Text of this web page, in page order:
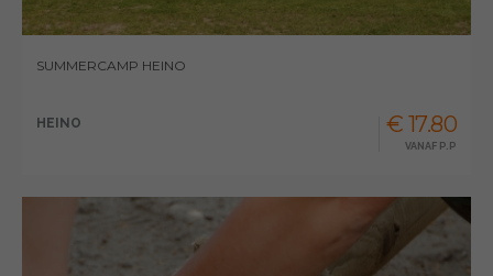
SUMMERCAMP HEINO
HEINO € 17.80
VANAF P.P